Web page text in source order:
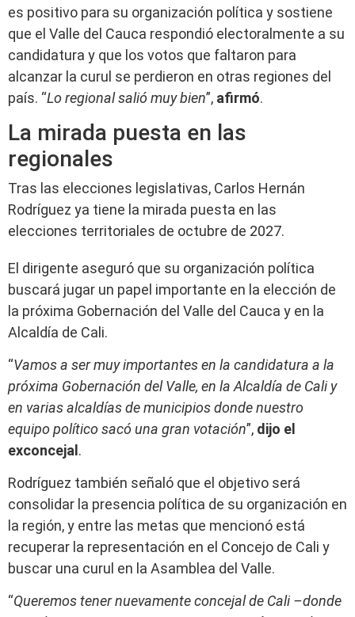
es positivo para su organización política y sostiene
que el Valle del Cauca respondió electoralmente a su
candidatura y que los votos que faltaron para
alcanzar la curul se perdieron en otras regiones del
país. “Lo regional salió muy bien”, afirmó.
La mirada puesta en las
regionales
Tras las elecciones legislativas, Carlos Hernán
Rodríguez ya tiene la mirada puesta en las
elecciones territoriales de octubre de 2027.
El dirigente aseguró que su organización política
buscará jugar un papel importante en la elección de
la próxima Gobernación del Valle del Cauca y en la
Alcaldía de Cali.
“Vamos a ser muy importantes en la candidatura a la
próxima Gobernación del Valle, en la Alcaldía de Cali y
en varias alcaldías de municipios donde nuestro
equipo político sacó una gran votación”, dijo el
exconcejal .
Rodríguez también señaló que el objetivo será
consolidar la presencia política de su organización en
la región, y entre las metas que mencionó está
recuperar la representación en el Concejo de Cali y
buscar una curul en la Asamblea del Valle.
“Queremos tener nuevamente concejal de Cali –donde